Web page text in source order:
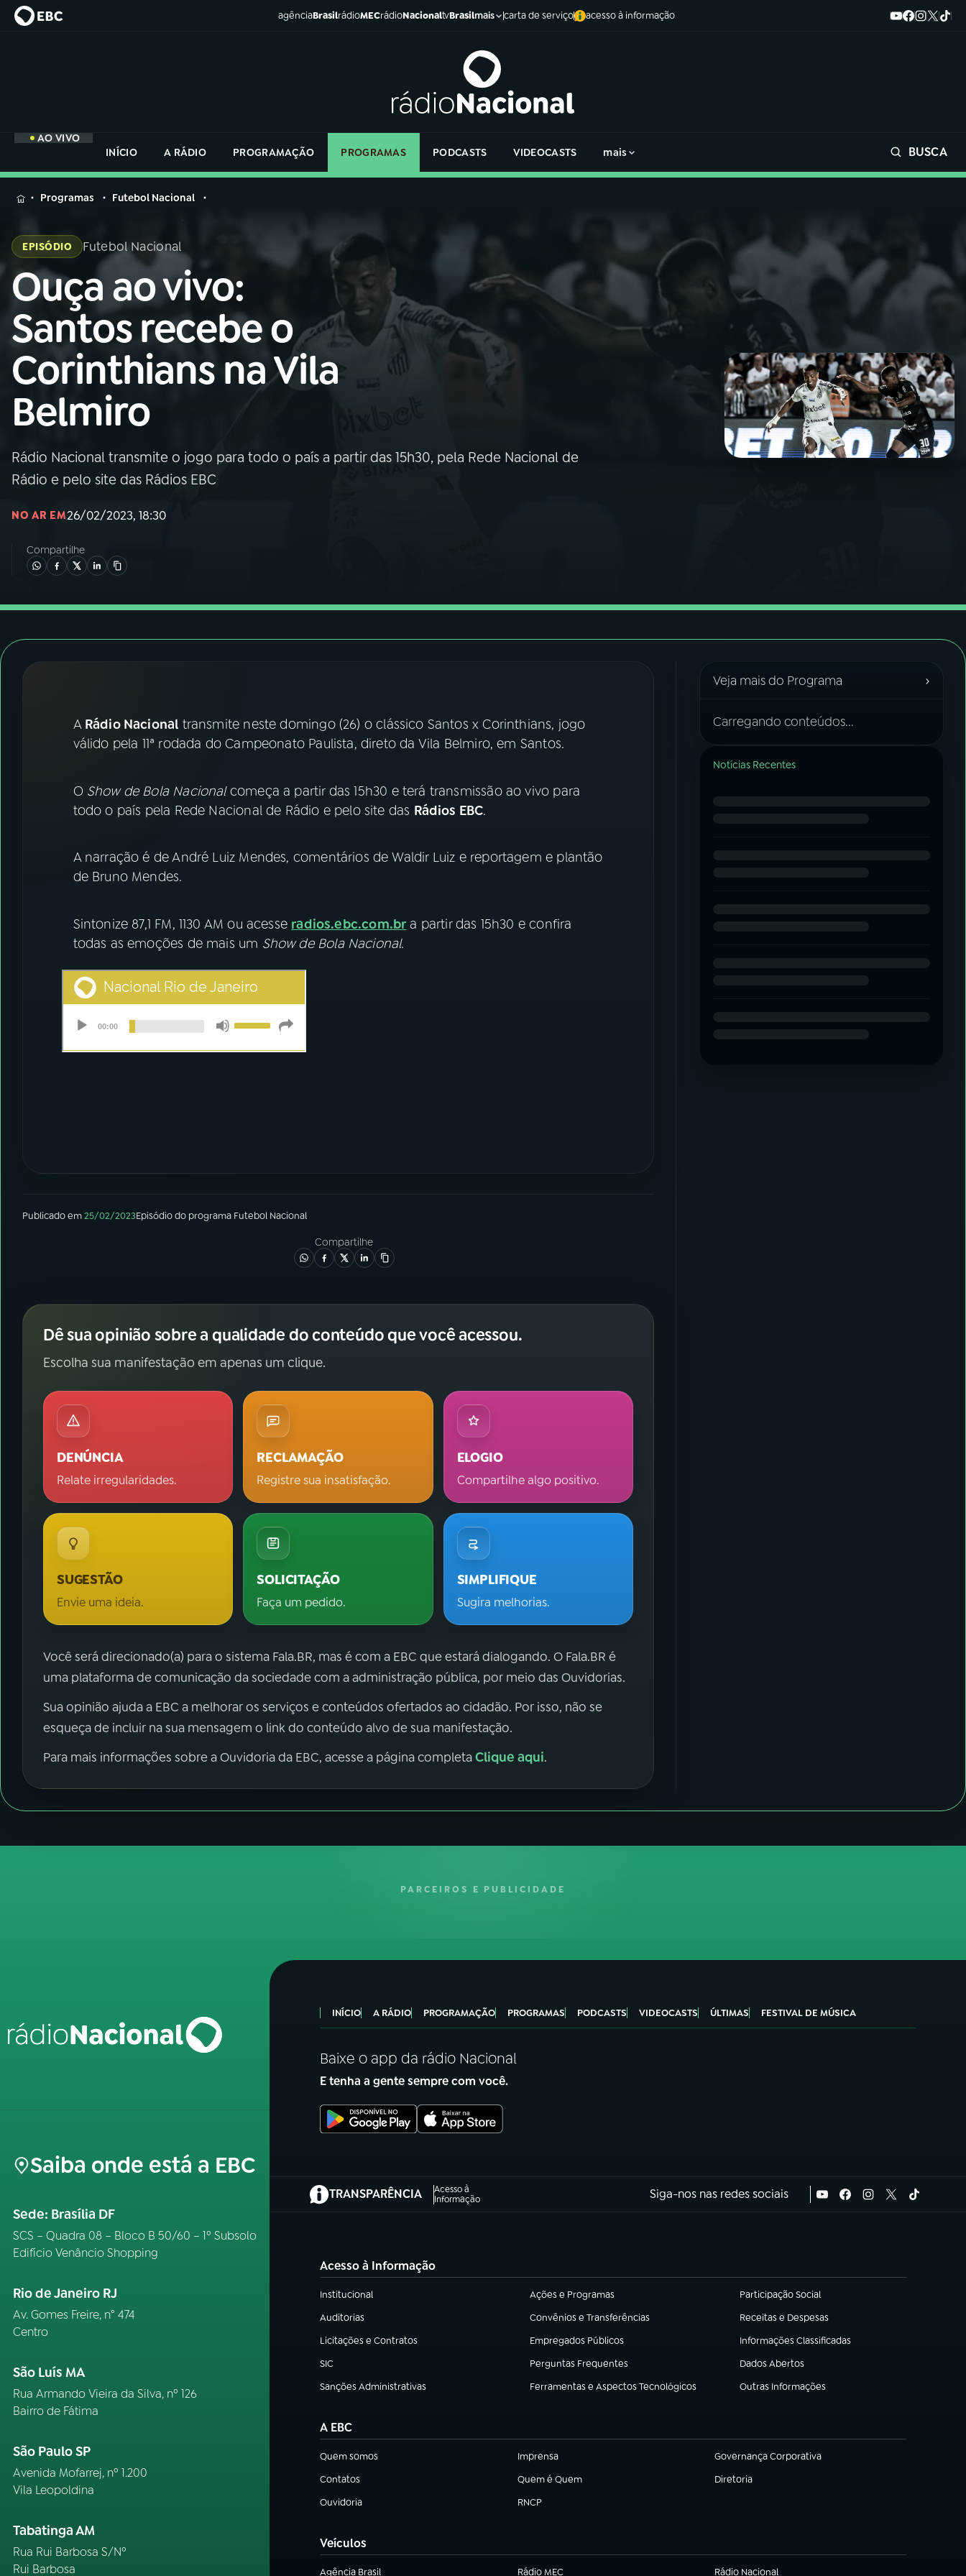
agênciaBrasilrádioMECrádioNacionaltvBrasilmais carta de serviço acesso à informação
AO VIVO
INÍCIO
A RÁDIO PROGRAMAÇÃO PROGRAMAS PODCASTS VIDEOCASTS mais BUSCA
MENU
Buscar
na
Rádio
Nacional
Buscar
01INÍCIO
02A RÁDIO
03PROGRAMAÇÃO
05PODCASTS
ACOMPANHE A RÁDIO NACIONAL
Instagram X
na
Rádio
Nacional
Programas Futebol Nacional
EPISÓDIO Futebol Nacional
Ouça ao vivo:
Santos recebe o
Corinthians na Vila
Belmiro
Rádio Nacional transmite o jogo para todo o país a partir das 15h30, pela Rede Nacional de
Rádio e pelo site das Rádios EBC
NO AR EM26/02/2023, 18:30
Compartilhe
ARádio Nacional transmite neste domingo (26) o clássico Santos x Corinthians, jogo
válido pela 11ª rodada do Campeonato Paulista, direto da Vila Belmiro, em Santos.
OShow de Bola Nacionalcomeça a partir das 15h30 e terá transmissão ao vivo para
todo o país pela Rede Nacional de Rádio e pelo site das Rádios EBC.
A narração é de André Luiz Mendes, comentários de Waldir Luiz e reportagem e plantão
de Bruno Mendes.
Sintonize 87,1 FM, 1130 AM ou acesse radios.ebc.com.br a partir das 15h30 e confira
todas as emoções de mais um Show de Bola Nacional.
Publicado em25/02/2023Episódiodo programa Futebol Nacional
Compartilhe
Dê sua opinião sobre a qualidade do conteúdo que você acessou.
Escolha sua manifestação em apenas um clique.
DENÚNCIA
Relate irregularidades.
RECLAMAÇÃO
Registre sua insatisfação.
ELOGIO
Compartilhe algo positivo.
SUGESTÃO
Envie uma ideia.
SOLICITAÇÃO
Faça um pedido.
SIMPLIFIQUE
Sugira melhorias.
Você será direcionado(a) para o sistema Fala.BR, mas é com a EBC que estará dialogando. O Fala.BR é
uma plataforma de comunicação da sociedade com a administração pública, por meio das Ouvidorias.
Sua opinião ajuda a EBC a melhorar os serviços e conteúdos ofertados ao cidadão. Por isso, não se
esqueça de incluir na sua mensagem o link do conteúdo alvo de sua manifestação.
Para mais informações sobre a Ouvidoria da EBC, acesse a página completaClique aqui.
Veja mais do Programa ›
Carregando conteúdos...
Notícias Recentes
PARCEIROS E PUBLICIDADE
Saiba onde está a EBC
Sede: Brasília DF
SCS – Quadra 08 – Bloco B 50/60 – 1º Subsolo
Edifício Venâncio Shopping
Rio de Janeiro RJ
Av. Gomes Freire, n° 474
Centro
São Luís MA
Rua Armando Vieira da Silva, nº 126
Bairro de Fátima
São Paulo SP
Avenida Mofarrej, nº 1.200
Vila Leopoldina
Tabatinga AM
Rua Rui Barbosa S/Nº
Rui Barbosa
INÍCIO A RÁDIO PROGRAMAÇÃO PROGRAMAS PODCASTS VIDEOCASTS ÚLTIMAS FESTIVAL DE MÚSICA
Baixe o app da rádio Nacional
E tenha a gente sempre com você.
TRANSPARÊNCIA
Acesso à
Informação
(abre em nova aba) Siga-nos nas redes sociais
Acesso à Informação
Institucional
(abre em nova aba) Ações e Programas
(abre em nova aba) Participação Social
(abre em nova aba)
Auditorias
(abre em nova aba) Convênios e Transferências
(abre em nova aba) Receitas e Despesas
(abre em nova aba)
Licitações e Contratos
(abre em nova aba) Empregados Públicos
(abre em nova aba) Informações Classificadas
(abre em nova aba)
SIC
(abre em nova aba) Perguntas Frequentes
(abre em nova aba) Dados Abertos
(abre em nova aba)
Sanções Administrativas
(abre em nova aba) Ferramentas e Aspectos Tecnológicos
(abre em nova aba) Outras Informações
(abre em nova aba)
A EBC
Quem somos
(abre em nova aba) Imprensa
(abre em nova aba) Governança Corporativa
(abre em nova aba)
Contatos
(abre em nova aba) Quem é Quem
(abre em nova aba) Diretoria
(abre em nova aba)
Ouvidoria
(abre em nova aba) RNCP
(abre em nova aba)
Veículos
Agência Brasil Rádio MEC Rádio Nacional